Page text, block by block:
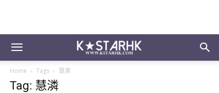
Home Tags 慧潾
Tag: 慧潾